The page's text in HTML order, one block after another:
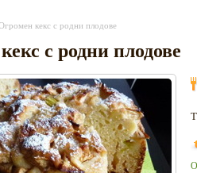
кекс с родни плодове
с родни плодове